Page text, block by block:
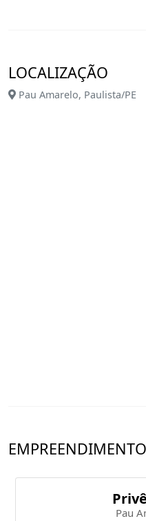
LOCALIZAÇÃO
Pau Amarelo, Paulista/PE
Pau